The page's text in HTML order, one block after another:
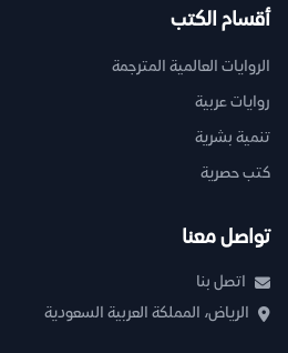
أقسام الكتب
الروايات العالمية المترجمة
روايات عربية
تنمية بشرية
كتب حصرية
تواصل معنا
اتصل بنا
الرياض، المملكة العربية السعودية